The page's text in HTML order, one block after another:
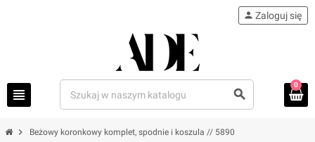
view_headline search
person Zaloguj się
0
chevron_right Beżowy koronkowy komplet, spodnie i koszula // 5890